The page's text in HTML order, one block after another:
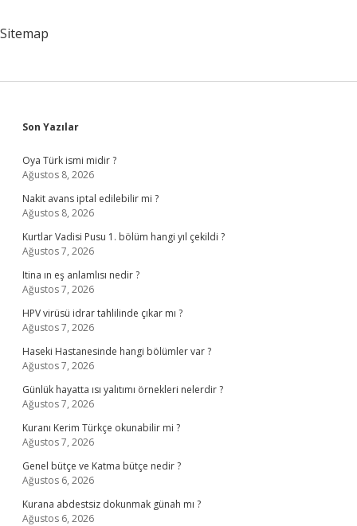
Sitemap
Sidebar
Son Yazılar
Oya Türk ismi midir ?
Ağustos 8, 2026
Nakit avans iptal edilebilir mi ?
Ağustos 8, 2026
Kurtlar Vadisi Pusu 1. bölüm hangi yıl çekildi ?
Ağustos 7, 2026
Itina ın eş anlamlısı nedir ?
Ağustos 7, 2026
HPV virüsü idrar tahlilinde çıkar mı ?
Ağustos 7, 2026
Haseki Hastanesinde hangi bölümler var ?
Ağustos 7, 2026
Günlük hayatta ısı yalıtımı örnekleri nelerdir ?
Ağustos 7, 2026
Kuranı Kerim Türkçe okunabilir mi ?
Ağustos 7, 2026
Genel bütçe ve Katma bütçe nedir ?
Ağustos 6, 2026
Kurana abdestsiz dokunmak günah mı ?
Ağustos 6, 2026